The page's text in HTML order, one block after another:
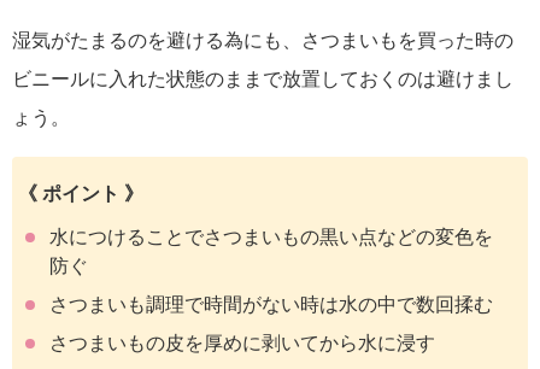
湿気がたまるのを避ける為にも、さつまいもを買った時の
ビニールに入れた状態のままで放置しておくのは避けまし
ょう。
《 ポイント 》
水につけることでさつまいもの黒い点などの変色を
防ぐ
さつまいも調理で時間がない時は水の中で数回揉む
さつまいもの皮を厚めに剥いてから水に浸す